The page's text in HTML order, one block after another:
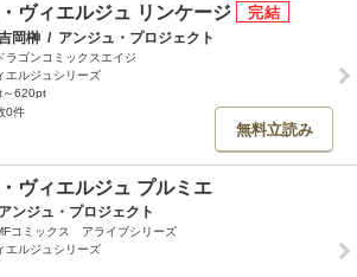
ヴィエルジュ リンケージ
岡榊 / アンジュ・プロジェクト
ラゴンコミックスエイジ
エルジュシリーズ
620pt
0件
無料立読み
ヴィエルジュ プルミエ
アンジュ・プロジェクト
コミックス アライブシリーズ
エルジュシリーズ